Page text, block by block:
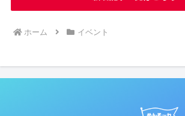
ホーム イベント